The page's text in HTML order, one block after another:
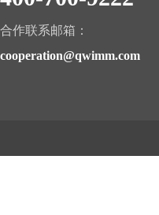
合作联系邮箱：
cooperation@qwimm.com